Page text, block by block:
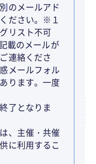
のメールアド
ださい。※１
リスト不可
載のメールが
連絡くださ
メールフォル
ります。一度
了となりま
、主催・共催
に利用するこ